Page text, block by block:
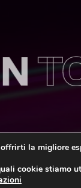
P.Iva:
la migliore
cookie stiamo